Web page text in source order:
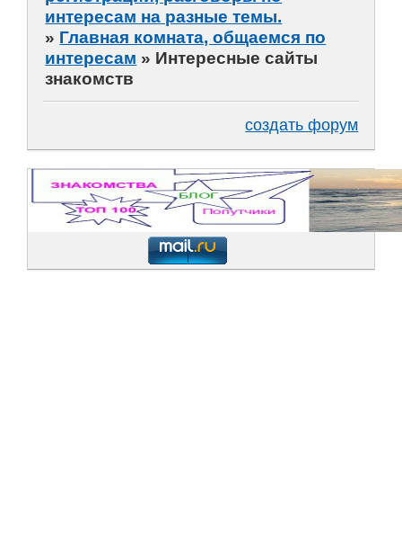
интересам на разные темы.
» Главная комната, общаемся по
интересам » Интересные сайты
знакомств
создать форум